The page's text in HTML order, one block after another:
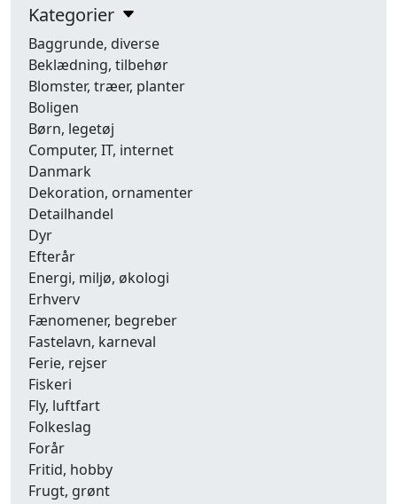
Kategorier
Baggrunde, diverse
Beklædning, tilbehør
Blomster, træer, planter
Boligen
Børn, legetøj
Computer, IT, internet
Danmark
Dekoration, ornamenter
Detailhandel
Dyr
Efterår
Energi, miljø, økologi
Erhverv
Fænomener, begreber
Fastelavn, karneval
Ferie, rejser
Fiskeri
Fly, luftfart
Folkeslag
Forår
Fritid, hobby
Frugt, grønt